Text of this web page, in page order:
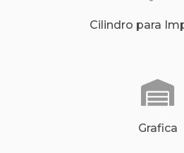
Cilindro para
Grafica